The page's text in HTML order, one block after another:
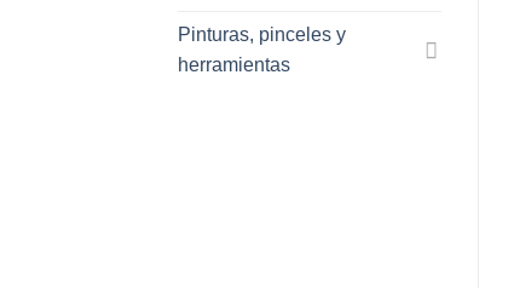
Pinturas, pinceles y
herramientas